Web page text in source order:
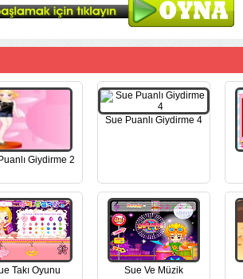
Giydirme 2
Sue Puanlı Giydirme 4
Takı Oyunu Sue Ve Müzik